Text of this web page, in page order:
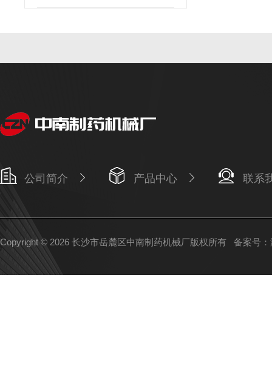
公司简介 产品中心 联系
Copyright © 2026 长沙市岳麓区中南制药机械厂版权所有 备案号